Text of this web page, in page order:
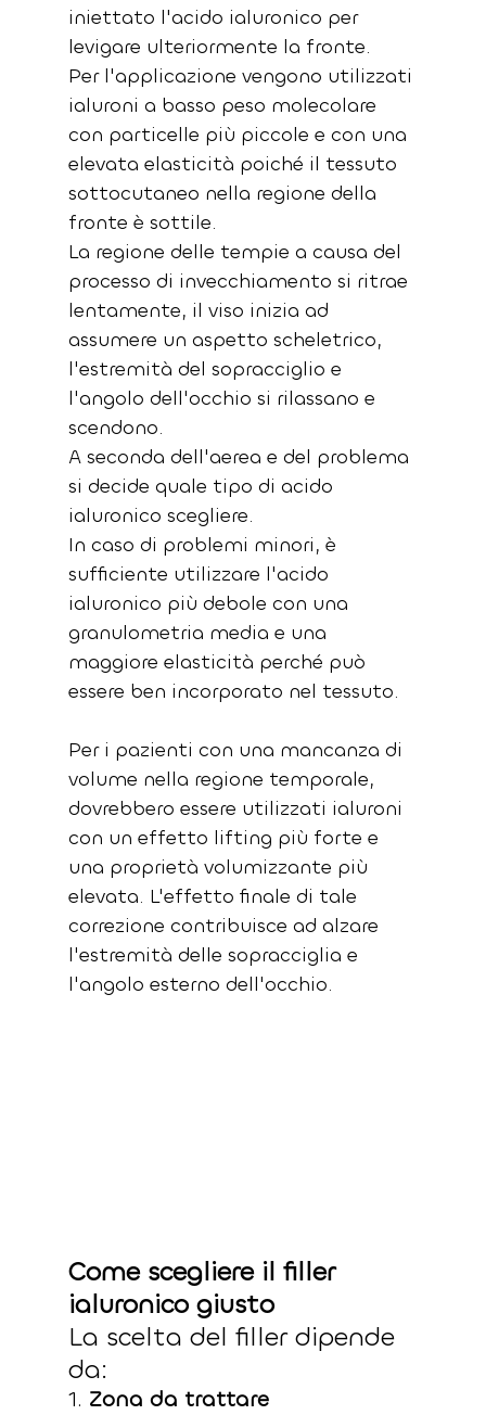
iniettato l'acido ialuronico per
levigare ulteriormente la fronte.
Per l'applicazione vengono utilizzati
ialuroni a basso peso molecolare
con particelle più piccole e con una
elevata elasticità poiché il tessuto
sottocutaneo nella regione della
fronte è sottile.
La regione delle tempie a causa del
processo di invecchiamento si ritrae
lentamente, il viso inizia ad
assumere un aspetto scheletrico,
l'estremità del sopracciglio e
l'angolo dell'occhio si rilassano e
scendono.
A seconda dell'aerea e del problema
si decide quale tipo di acido
ialuronico scegliere.
In caso di problemi minori, è
sufficiente utilizzare l'acido
ialuronico più debole con una
granulometria media e una
maggiore elasticità perché può
essere ben incorporato nel tessuto.
Per i pazienti con una mancanza di
volume nella regione temporale,
dovrebbero essere utilizzati ialuroni
con un effetto lifting più forte e
una proprietà volumizzante più
elevata. L'effetto finale di tale
correzione contribuisce ad alzare
l'estremità delle sopracciglia e
l'angolo esterno dell'occhio.
Come scegliere il filler
ialuronico giusto
La scelta del filler dipende
da:
1. Zona da trattare